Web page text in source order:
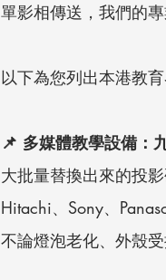
單影相傳送，我們的
以下為您列出本港教
📌 多媒體教學設備：
大批量替換出來的投
Hitachi、Sony、
不論燈泡老化、外殼